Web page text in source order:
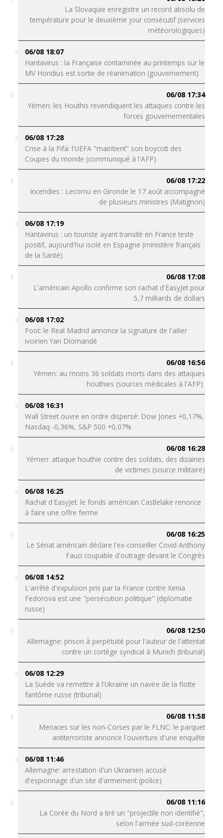
La Slovaquie enregistre un record absolu de
température pour le deuxième jour consécutif (services
météorologiques)
06/08 18:07
Hantavirus : la Française contaminée au printemps sur le
MV Hondius est sortie de réanimation (gouvernement)
06/08 17:34
Yémen: les Houthis revendiquent les attaques contre les
forces gouvernementales
06/08 17:28
Crise à la Fifa: l'UEFA "maintient" son boycott des
Coupes du monde (communiqué à l'AFP)
06/08 17:22
Incendies : Lecornu en Gironde le 17 août accompagné
de plusieurs ministres (Matignon)
06/08 17:19
Hantavirus : un touriste ayant transité en France testé
positif, aujourd'hui isolé en Espagne (ministère français
de la Santé)
06/08 17:08
L'américain Apollo confirme son rachat d'EasyJet pour
5,7 milliards de dollars
06/08 17:02
Foot: le Real Madrid annonce la signature de l'ailier
ivoirien Yan Diomandé
06/08 16:56
Yémen: au moins 36 soldats morts dans des attaques
houthies (sources médicales à l'AFP)
06/08 16:31
Wall Street ouvre en ordre dispersé: Dow Jones +0,17%,
Nasdaq -0,36%, S&P 500 +0,07%
06/08 16:28
Yémen: attaque houthie contre des soldats, des dizaines
de victimes (source militaire)
06/08 16:25
Rachat d'EasyJet: le fonds américain Castlelake renonce
à faire une offre ferme
06/08 16:25
Le Sénat américain déclare l'ex-conseiller Covid Anthony
Fauci coupable d'outrage devant le Congrès
06/08 14:52
L'arrêté d'expulsion pris par la France contre Xenia
Fedorova est une "persécution politique" (diplomatie
russe)
06/08 12:50
Allemagne: prison à perpétuité pour l'auteur de l'attentat
contre un cortège syndical à Munich (tribunal)
06/08 12:29
La Suède va remettre à l'Ukraine un navire de la flotte
fantôme russe (tribunal)
06/08 11:58
Menaces sur les non-Corses par le FLNC: le parquet
antiterroriste annonce l'ouverture d'une enquête
06/08 11:46
Allemagne: arrestation d'un Ukrainien accusé
d'espionnage d'un site d'armement (police)
06/08 11:16
La Corée du Nord a tiré un "projectile non identifié",
selon l'armée sud-coréenne